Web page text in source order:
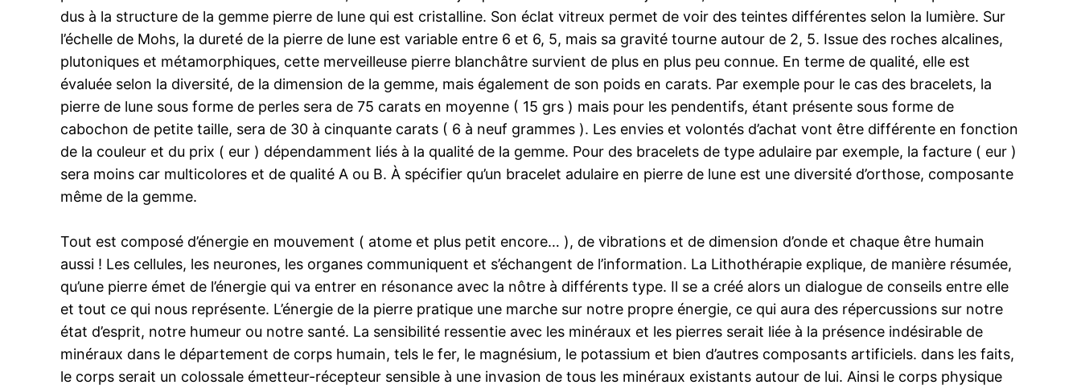
dus à la structure de la gemme pierre de lune qui est cristalline. Son éclat vitreux permet de voir des teintes différentes selon la lumière. Sur
l’échelle de Mohs, la dureté de la pierre de lune est variable entre 6 et 6, 5, mais sa gravité tourne autour de 2, 5. Issue des roches alcalines,
plutoniques et métamorphiques, cette merveilleuse pierre blanchâtre survient de plus en plus peu connue. En terme de qualité, elle est
évaluée selon la diversité, de la dimension de la gemme, mais également de son poids en carats. Par exemple pour le cas des bracelets, la
pierre de lune sous forme de perles sera de 75 carats en moyenne ( 15 grs ) mais pour les pendentifs, étant présente sous forme de
cabochon de petite taille, sera de 30 à cinquante carats ( 6 à neuf grammes ). Les envies et volontés d’achat vont être différente en fonction
de la couleur et du prix ( eur ) dépendamment liés à la qualité de la gemme. Pour des bracelets de type adulaire par exemple, la facture ( eur )
sera moins car multicolores et de qualité A ou B. À spécifier qu’un bracelet adulaire en pierre de lune est une diversité d’orthose, composante
même de la gemme.
Tout est composé d’énergie en mouvement ( atome et plus petit encore… ), de vibrations et de dimension d’onde et chaque être humain
aussi ! Les cellules, les neurones, les organes communiquent et s’échangent de l’information. La Lithothérapie explique, de manière résumée,
qu’une pierre émet de l’énergie qui va entrer en résonance avec la nôtre à différents type. Il se a créé alors un dialogue de conseils entre elle
et tout ce qui nous représente. L’énergie de la pierre pratique une marche sur notre propre énergie, ce qui aura des répercussions sur notre
état d’esprit, notre humeur ou notre santé. La sensibilité ressentie avec les minéraux et les pierres serait liée à la présence indésirable de
minéraux dans le département de corps humain, tels le fer, le magnésium, le potassium et bien d’autres composants artificiels. dans les faits,
le corps serait un colossale émetteur-récepteur sensible à une invasion de tous les minéraux existants autour de lui. Ainsi le corps physique